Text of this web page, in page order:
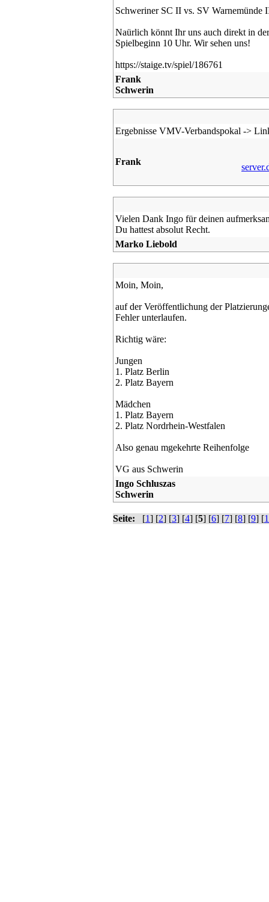
Schweriner SC II vs. SV Warnemünde
Naürlich könnt Ihr uns auch direkt in
Spielbeginn 10 Uhr. Wir sehen uns!
https://staige.tv/spiel/186761
Frank
Schwerin
Ergebnisse VMV-Verbandspokal ->
Frank
Vielen Dank Ingo für deinen
Du hattest absolut Recht.
Marko Liebold
Moin, Moin,
auf der Veröffentlichung der
Fehler unterlaufen.
Richtig wäre:
Jungen
1. Platz Berlin
2. Platz Bayern
Mädchen
1. Platz Bayern
2. Platz Nordrhein-Westfalen
Also genau mgekehrte Reihenfolge
VG aus Schwerin
Ingo Schluszas
Schwerin
Seite: [1] [2] [3] [4] [5] [6] [7] [8] [9] [